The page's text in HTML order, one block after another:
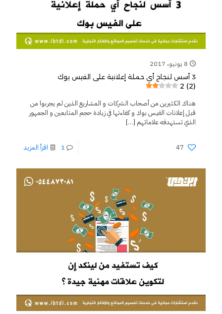
8 يونيو، 2017
3 أسس لنجاح أي حملة إعلانية على الفيس بوك
2 (2)
هناك الكثيرين من أصحاب الشركات و المشاريع الذين لم يجربوا من
قبل إعلانات الفيس بوك و كفاءتها في زيادة حجم المتابعين و الجمهور
الذي تستهدفه علاماتهم […]
47
1 اقرأ المزيد